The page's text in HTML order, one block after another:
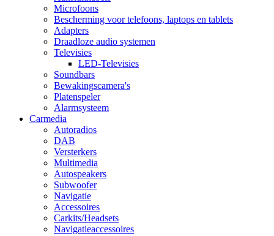
Microfoons
Bescherming voor telefoons, laptops en tablets
Adapters
Draadloze audio systemen
Televisies
LED-Televisies
Soundbars
Bewakingscamera's
Platenspeler
Alarmsysteem
Carmedia
Autoradios
DAB
Versterkers
Multimedia
Autospeakers
Subwoofer
Navigatie
Accessoires
Carkits/Headsets
Navigatieaccessoires